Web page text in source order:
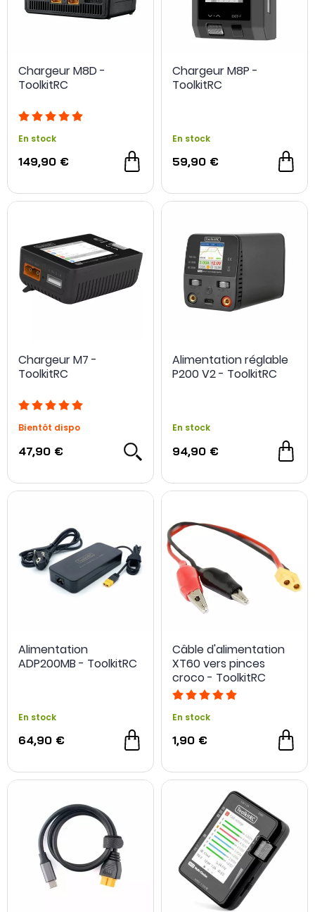
Chargeur M8D -
ToolkitRC
En stock
149,90 €
Chargeur M8P -
ToolkitRC
En stock
59,90 €
Chargeur M7 -
ToolkitRC
Bientôt dispo
47,90 €
Alimentation réglable
P200 V2 - ToolkitRC
En stock
94,90 €
Alimentation
ADP200MB - ToolkitRC
En stock
64,90 €
Câble d'alimentation
XT60 vers pinces
croco - ToolkitRC
En stock
1,90 €